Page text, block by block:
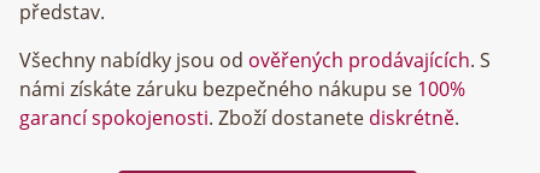
představ.
Všechny nabídky jsou od ověřených prodávajících. S
námi získáte záruku bezpečného nákupu se 100%
garancí spokojenosti. Zboží dostanete diskrétně.